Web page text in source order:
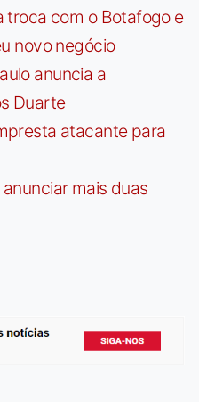
troca com o Botafogo e
novo negócio
anuncia a
Duarte
atacante para
mais duas